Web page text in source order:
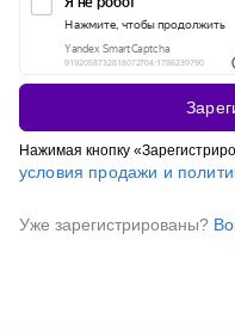
Нажимая кнопку
условия продажи и
Уже зарегистрированы?